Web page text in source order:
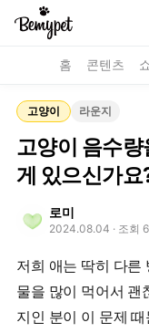
홈 콘텐츠
고양이 라운지
고양이 음수량
게 있으신가요
로미
2024.08.04 · 조회 6
저희 애는 딱히 다른
물을 많이 먹어서 괜
지인 분이 이 문제